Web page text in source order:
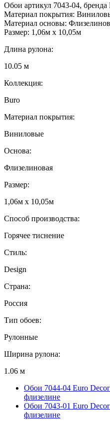
Обои артикул 7043-04, бренда
Материал покрытия:
Материал основы:
Размер: 1,06м х 10,05м
Длина рулона:
10.05 м
Коллекция:
Buro
Материал покрытия:
Виниловые
Основа:
Флизелиновая
Размер:
1,06м х 10,05м
Способ производства:
Горячее тиснение
Стиль:
Design
Страна:
Россия
Тип обоев:
Рулонные
Ширина рулона:
1.06 м
Обои 7044-04 Euro
флизелине
Обои 7043-01 Euro
флизелине